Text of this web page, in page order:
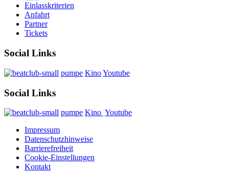
Einlasskriterien
Anfahrt
Partner
Tickets
Social Links
pumpe KinoYoutube
Social Links
pumpe Kino Youtube
Impressum
Datenschutzhinweise
Barrierefreiheit
Cookie-Einstellungen
Kontakt